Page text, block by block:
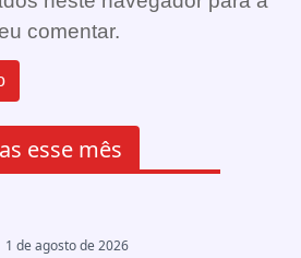
comentar.
esse mês
1 de agosto de 2026